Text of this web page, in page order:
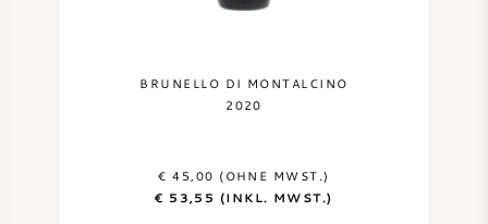
BRUNELLO DI MONTALCINO
2020
€ 45,00 (OHNE MWST.)
€ 53,55 (INKL. MWST.)